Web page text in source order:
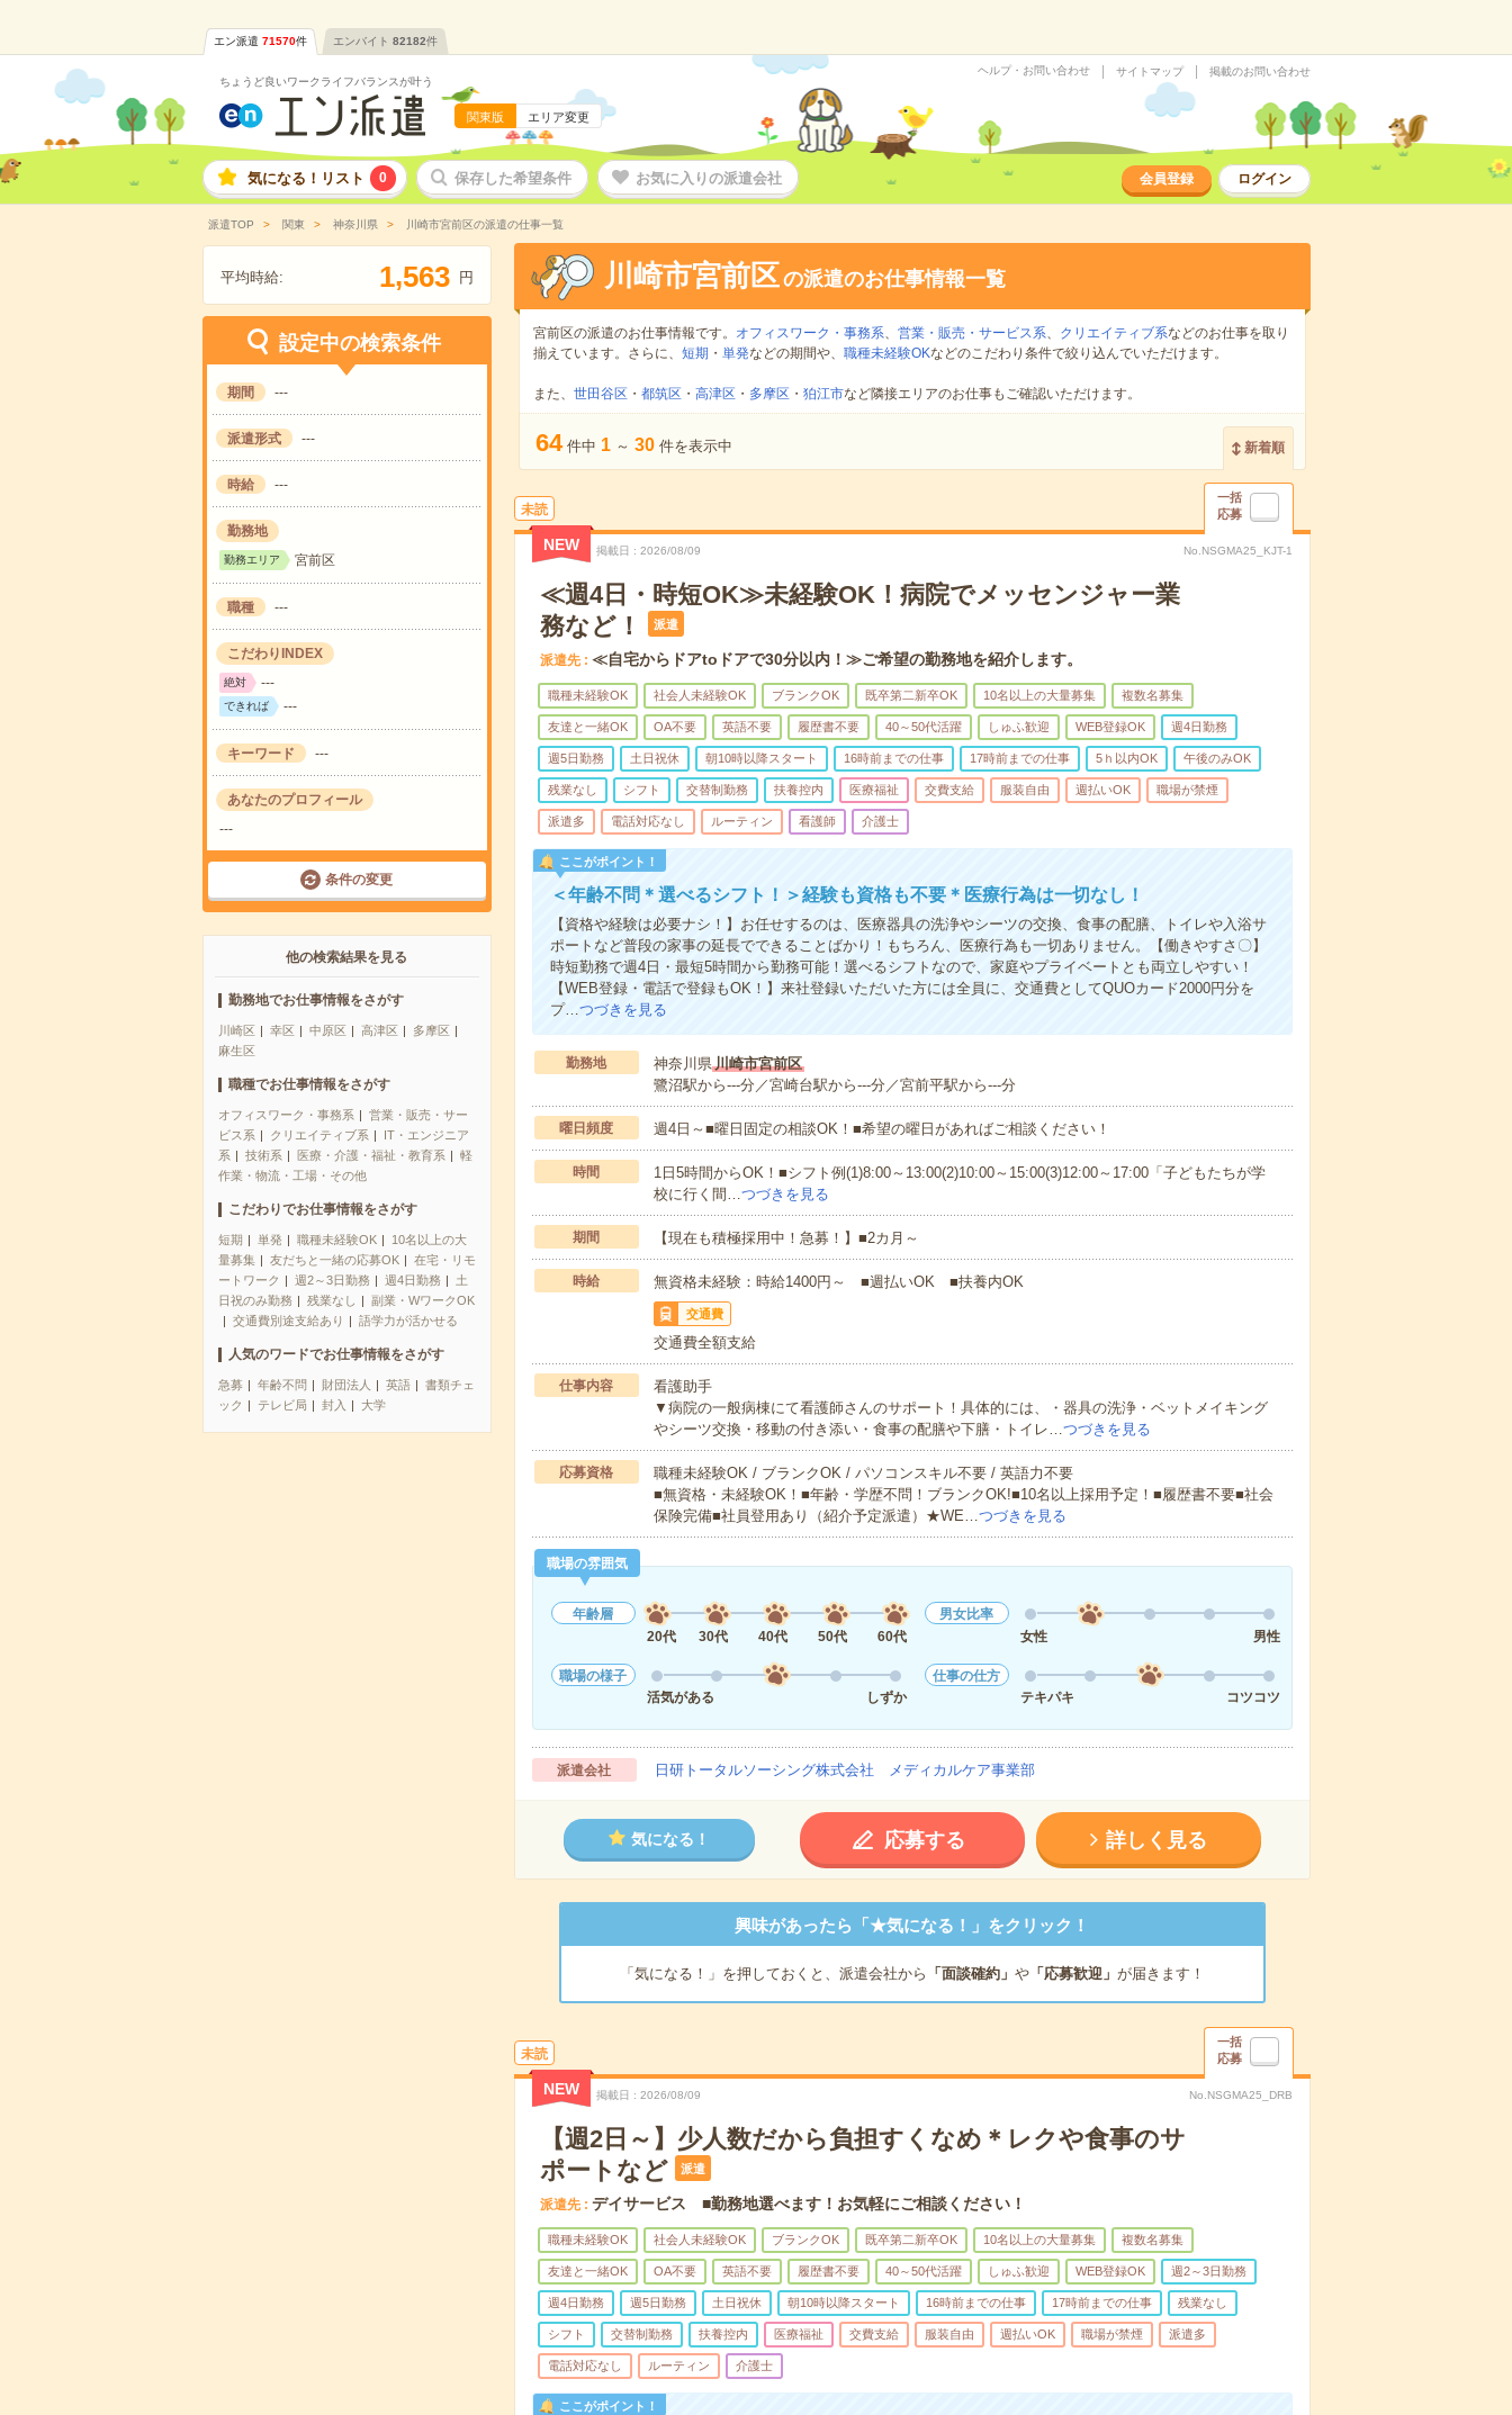
エン派遣 71570件 エンバイト 82182件
ちょうど良いワークライフバランスが叶う
関東版 エリア変更
ヘルプ・お問い合わせ サイトマップ 掲載のお問い合わせ
気になる！リスト 0 保存した希望条件 お気に入りの派遣会社 会員登録 ログイン
派遣TOP 関東 神奈川県 川崎市宮前区の派遣の仕事一覧
平均時給: 1,563 円
設定中の検索条件
期間 ---
派遣形式 ---
時給 ---
勤務地
勤務エリア 宮前区
職種 ---
こだわりINDEX
絶対 ---
できれば ---
キーワード ---
あなたのプロフィール
---
条件の変更
他の検索結果を見る
勤務地でお仕事情報をさがす
川崎区 幸区 中原区 高津区
多摩区
麻生区
職種でお仕事情報をさがす
オフィスワーク・事務系
営業・販売・サー
ビス系
クリエイティブ系
IT・エンジニア
系
技術系 医療・介護・福祉・教育系
軽
作業・物流・工場・その他
こだわりでお仕事情報をさがす
短期 単発 職種未経験OK
10名以上の大
量募集
友だちと一緒の応募OK
在宅・リモ
ートワーク
週2～3日勤務 週4日勤務
土
日祝のみ勤務
残業なし
副業・WワークOK
交通費別途支給あり
語学力が活かせる
人気のワードでお仕事情報をさがす
急募 年齢不問 財団法人 英語
書類チェ
ック
テレビ局 封入 大学
川崎市宮前区の派遣のお仕事情報一覧
宮前区の派遣のお仕事情報です。 オフィスワーク・事務系、 営業・販売・サービス系、 クリエイティブ系などのお仕事を取り
揃えています。さらに、 短期 ・ 単発などの期間や、 職種未経験OKなどのこだわり条件で絞り込んでいただけます。
また、 世田谷区 ・ 都筑区 ・ 高津区 ・ 多摩区 ・ 狛江市など隣接エリアのお仕事もご確認いただけます。
64 件中 1 ～ 30 件を表示中 新着順
未読
一括
応募
NEW 掲載日 2026/08/09 No.NSGMA25_KJT-1
≪週4日・時短OK≫未経験OK！病院でメッセンジャー業
務など！
派遣
派遣先 ≪自宅からドアtoドアで30分以内！≫ご希望の勤務地を紹介します。
職種未経験OK 社会人未経験OK ブランクOK 既卒第二新卒OK 10名以上の大量募集 複数名募集
友達と一緒OK OA不要 英語不要 履歴書不要 40～50代活躍 しゅふ歓迎 WEB登録OK 週4日勤務
週5日勤務 土日祝休 朝10時以降スタート 16時前までの仕事 17時前までの仕事 5ｈ以内OK 午後のみOK
残業なし シフト 交替制勤務 扶養控内 医療福祉 交費支給 服装自由 週払いOK 職場が禁煙
派遣多 電話対応なし ルーティン 看護師 介護士
ここがポイント！
＜年齢不問＊選べるシフト！＞経験も資格も不要＊医療行為は一切なし！
【資格や経験は必要ナシ！】お任せするのは、医療器具の洗浄やシーツの交換、食事の配膳、トイレや入浴サ
ポートなど普段の家事の延長でできることばかり！もちろん、医療行為も一切ありません。【働きやすさ〇】
時短勤務で週4日・最短5時間から勤務可能！選べるシフトなので、家庭やプライベートとも両立しやすい！
【WEB登録・電話で登録もOK！】来社登録いただいた方には全員に、交通費としてQUOカード2000円分を
プ…つづきを見る
勤務地 神奈川県川崎市宮前区
鷺沼駅から---分／宮崎台駅から---分／宮前平駅から---分
曜日頻度 週4日～■曜日固定の相談OK！■希望の曜日があればご相談ください！
時間
1日5時間からOK！■シフト例(1)8:00～13:00(2)10:00～15:00(3)12:00～17:00「子どもたちが学
校に行く間…つづきを見る
期間 【現在も積極採用中！急募！】■2カ月～
時給 無資格未経験：時給1400円～ ■週払いOK ■扶養内OK
交通費
交通費全額支給
仕事内容
看護助手
▼病院の一般病棟にて看護師さんのサポート！具体的には、・器具の洗浄・ベットメイキング
やシーツ交換・移動の付き添い・食事の配膳や下膳・トイレ…つづきを見る
応募資格
職種未経験OK / ブランクOK / パソコンスキル不要 / 英語力不要
■無資格・未経験OK！■年齢・学歴不問！ブランクOK!■10名以上採用予定！■履歴書不要■社会
保険完備■社員登用あり（紹介予定派遣）★WE…つづきを見る
職場の雰囲気
年齢層
20代
30代 40代 50代 60代
男女比率
女性
男性
職場の様子
活気がある
しずか
仕事の仕方
テキパキ
コツコツ
派遣会社 日研トータルソーシング株式会社 メディカルケア事業部
気になる！ 応募する 詳しく見る
興味があったら「★気になる！」をクリック！
「気になる！」を押しておくと、派遣会社から 「面談確約」 や「応募歓迎」 が届きます！
未読
一括
応募
NEW 掲載日 2026/08/09 No.NSGMA25_DRB
【週2日～】少人数だから負担すくなめ＊レクや食事のサ
ポートなど
派遣
派遣先 デイサービス ■勤務地選べます！お気軽にご相談ください！
職種未経験OK 社会人未経験OK ブランクOK 既卒第二新卒OK 10名以上の大量募集 複数名募集
友達と一緒OK OA不要 英語不要 履歴書不要 40～50代活躍 しゅふ歓迎 WEB登録OK 週2～3日勤務
週4日勤務 週5日勤務 土日祝休 朝10時以降スタート 16時前までの仕事 17時前までの仕事 残業なし
シフト 交替制勤務 扶養控内 医療福祉 交費支給 服装自由 週払いOK 職場が禁煙 派遣多
電話対応なし ルーティン 介護士
ここがポイント！